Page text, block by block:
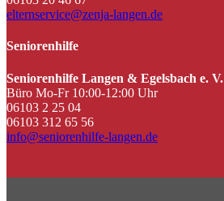
elternservice@zenja-langen.de
Seniorenhilfe
Seniorenhilfe Langen & Egelsbach e. V.
Büro Mo-Fr 10:00-12:00 Uhr
06103 2 25 04
06103 312 65 56
info@seniorenhilfe-langen.de